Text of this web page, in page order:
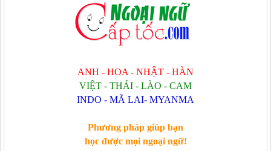
ANH - HOA - NHẬT - HÀN
VIỆT - THÁI - LÀO - CAM
INDO - MÃ LAI- MYANMA
Phương pháp giúp bạn
học được mọi ngoại ngữ!